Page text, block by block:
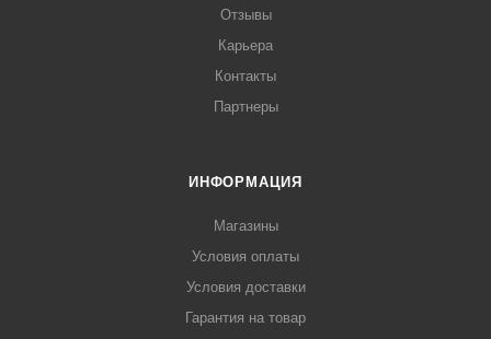
Отзывы
Карьера
Контакты
Партнеры
ИНФОРМАЦИЯ
Магазины
Условия оплаты
Условия доставки
Гарантия на товар